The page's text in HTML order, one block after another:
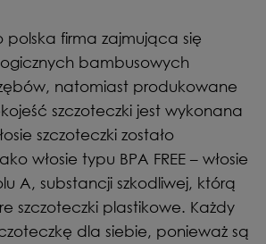
polska firma zajmująca się
bambusowych
natomiast produkowane
szczoteczki jest wykonana
szczoteczki zostało
włosie typu BPA FREE – włosie
A, substancji szkodliwej, którą
szczoteczki plastikowe. Każdy
dla siebie, ponieważ są